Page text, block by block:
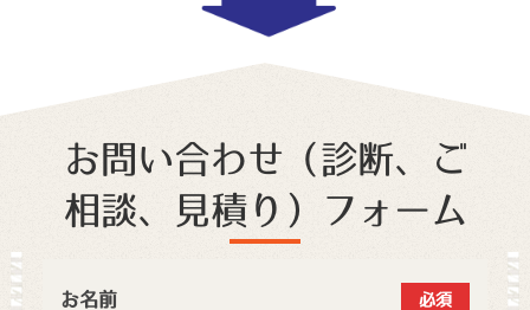
お問い合わせ（診断、ご
相談、見積り）フォーム
お名前 必須